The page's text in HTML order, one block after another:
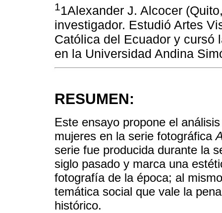
11Alexander J. Alcocer
investigador. Estudió Artes
Católica del Ecuador y cursó
en la Universidad Andina
RESUMEN:
Este ensayo propone el
mujeres en la serie fotográfica
serie fue producida durante la
siglo pasado y marca una
fotografía de la época; al
temática social que vale la
histórico.